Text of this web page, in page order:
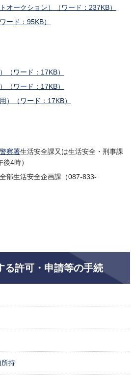
オークション）（ワード：237KB）
ード：95KB）
（ワード：17KB）
（ワード：17KB）
）（ワード：17KB）
察署生活安全課又は生活安全・刑事課
4時）
部生活安全企画課（087-833-
る許可・申請等の手続
所持